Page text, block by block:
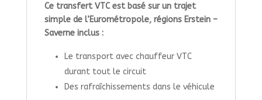
Ce transfert VTC est basé sur un trajet
simple de l’Eurométropole, régions Erstein –
Saverne inclus :
Le transport avec chauffeur VTC
durant tout le circuit
Des rafraîchissements dans le véhicule